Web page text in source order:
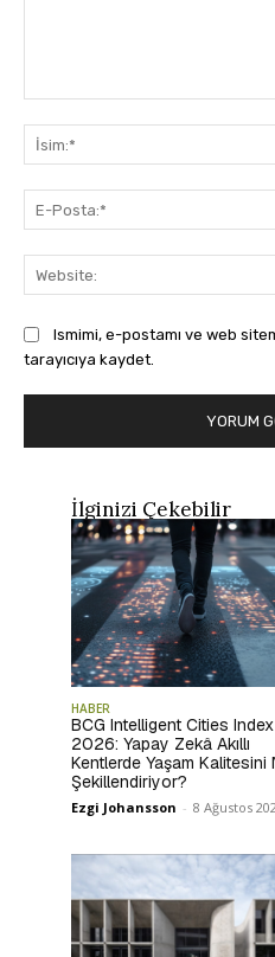
Ismimi, e-postamı ve web
tarayıcıya kaydet.
İlginizi Çekebilir
HABER
BCG Intelligent Cities Index
2026: Yapay Zekâ Akıllı
Kentlerde Yaşam Kalitesini
Şekillendiriyor?
Ezgi Johansson - 8 Ağustos